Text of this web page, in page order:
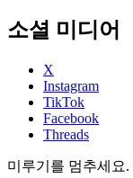
소셜 미디어
X
Instagram
TikTok
Facebook
Threads
미루기를 멈추세요